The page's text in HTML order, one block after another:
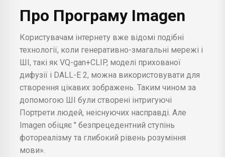
Про Програму Imagen
Користувачам інтернету вже відомі подібні
технології, коли генеративно-змагальні мережі і
ШІ, такі як VQ-gan+CLIP, моделі прихованої
дифузії і DALL-E 2, можна використовувати для
створення цікавих зображень. Таким чином за
допомогою ШІ були створені інтригуючі
Портрети людей, неіснуючих насправді. Але
Imagen обіцяє " безпрецедентний ступінь
фотореалізму та глибокий рівень розуміння
мови».